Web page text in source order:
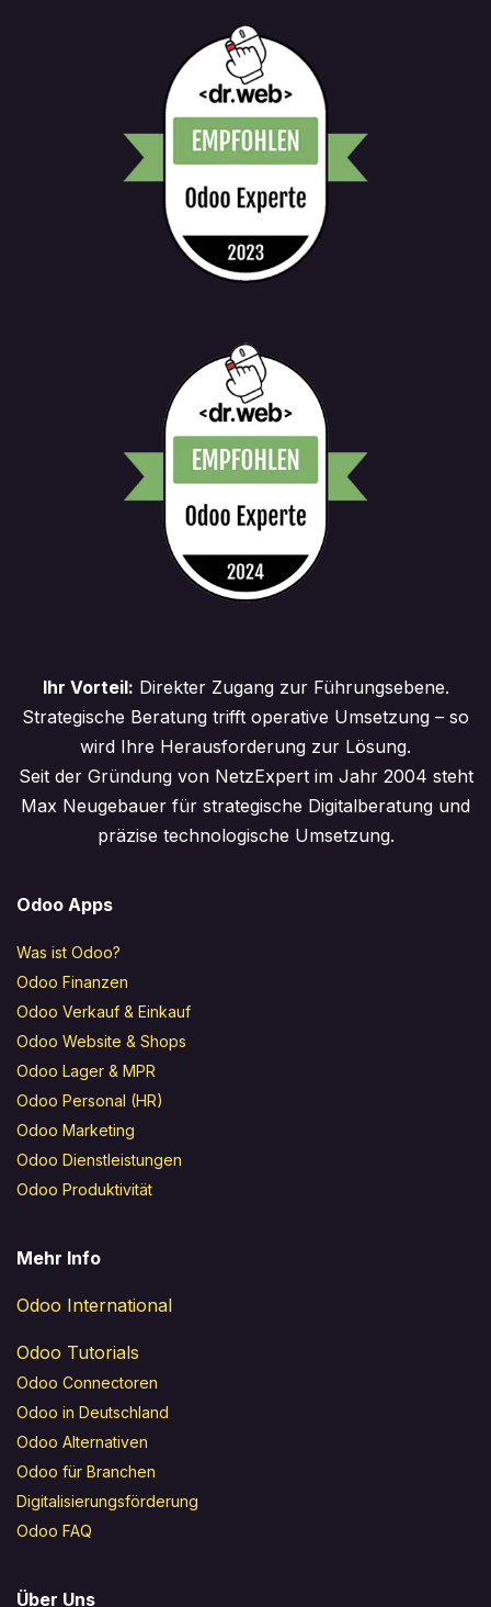
Ihr Vorteil: Direkter Zugang zur Führungsebene.
Strategische Beratung trifft operative Umsetzung – so
wird Ihre Herausforderung zur Lösung.
Seit der Gründung von NetzExpert im Jahr 2004 steht
Max Neugebauer für strategische Digitalberatung und
präzise technologische Umsetzung.
Odoo Apps
Was ist Odoo?
Odoo Finanzen
Odoo Verkauf & Einkauf
Odoo Website & Shops
Odoo Lager & MPR
Odoo Personal (HR)
Odoo Marketing
Odoo Dienstleistungen
Odoo Produktivität
Mehr Info
Odoo International
Odoo Tutorials
Odoo Connectoren
Odoo in Deutschland
Odoo Alternativen
Odoo für Branchen
Digitalisierungsförderung
Odoo FAQ
Über Uns